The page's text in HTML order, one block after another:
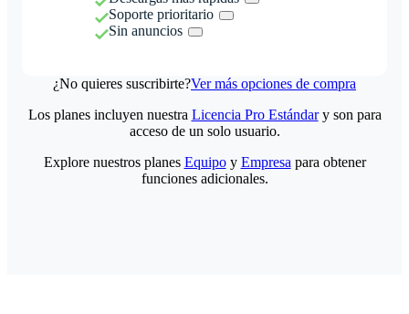
Soporte prioritario
Sin anuncios
¿No quieres suscribirte?Ver más opciones de compra
Los planes incluyen nuestra Licencia Pro Estándary son para
acceso de un solo usuario.
Explore nuestros planes Equipoy Empresa para obtener
funciones adicionales.